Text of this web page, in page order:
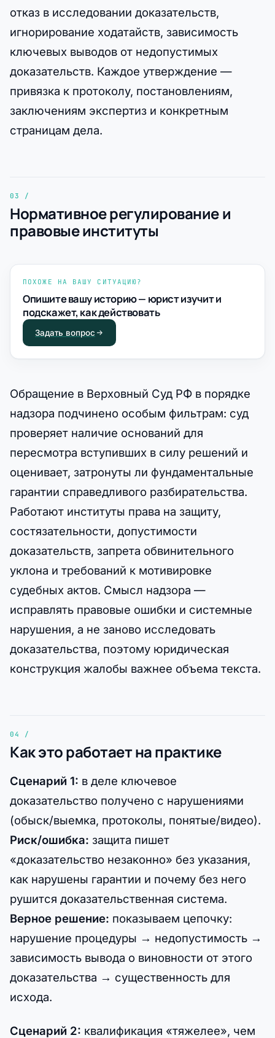
отказ в исследовании доказательств,
игнорирование ходатайств, зависимость
ключевых выводов от недопустимых
доказательств. Каждое утверждение —
привязка к протоколу, постановлениям,
заключениям экспертиз и конкретным
страницам дела.
Нормативное регулирование и
правовые институты
ПОХОЖЕ НА ВАШУ СИТУАЦИЮ?
Опишите вашу историю — юрист изучит и
подскажет, как действовать
Задать вопрос
Обращение в Верховный Суд РФ в порядке
надзора подчинено особым фильтрам: суд
проверяет наличие оснований для
пересмотра вступивших в силу решений и
оценивает, затронуты ли фундаментальные
гарантии справедливого разбирательства.
Работают институты права на защиту,
состязательности, допустимости
доказательств, запрета обвинительного
уклона и требований к мотивировке
судебных актов. Смысл надзора —
исправлять правовые ошибки и системные
нарушения, а не заново исследовать
доказательства, поэтому юридическая
конструкция жалобы важнее объема текста.
Как это работает на практике
Сценарий 1: в деле ключевое
доказательство получено с нарушениями
(обыск/выемка, протоколы, понятые/видео).
Риск/ошибка: защита пишет
«доказательство незаконно» без указания,
как нарушены гарантии и почему без него
рушится доказательственная система.
Верное решение: показываем цепочку:
нарушение процедуры → недопустимость →
зависимость вывода о виновности от этого
доказательства → существенность для
исхода.
Сценарий 2: квалификация «тяжелее», чем